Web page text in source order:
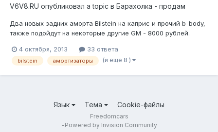
V6V8.RU опубликовал a topic в Барахолка - продам
Два новых задних аморта Bilstein на каприс и прочий b-body,
также подойдут на некоторые другие GM - 8000 рублей.
родне для экспресса, на каприс подходят) по 2000р шт.
4 октября, 2013 33 ответа
bilstein амортизаторы (и ещё 8 )
Язык Тема Cookie-файлы
Freedomcars
=Powered by Invision Community